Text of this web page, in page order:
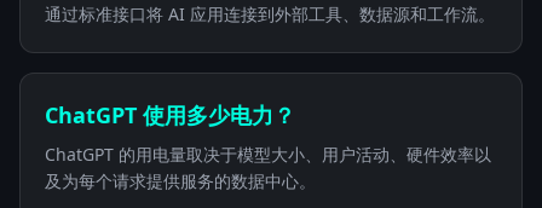
通过标准接口将 AI 应用连接到外部工具、数据源和工作流。
ChatGPT 使用多少电力？
ChatGPT 的用电量取决于模型大小、用户活动、硬件效率以
及为每个请求提供服务的数据中心。